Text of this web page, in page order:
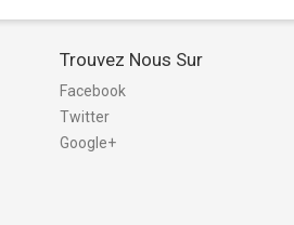
Trouvez Nous Sur
Facebook
Twitter
Google+